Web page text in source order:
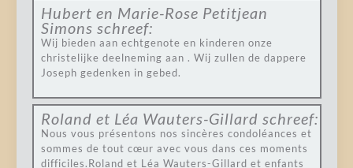
Hubert en Marie-Rose Petitjean
Simons schreef:
Wij bieden aan echtgenote en kinderen onze
christelijke deelneming aan . Wij zullen de dappere
Joseph gedenken in gebed.
Roland et Léa Wauters-Gillard schreef:
Nous vous présentons nos sincères condoléances et
sommes de tout cœur avec vous dans ces moments
difficiles.Roland et Léa Wauters-Gillard et enfants